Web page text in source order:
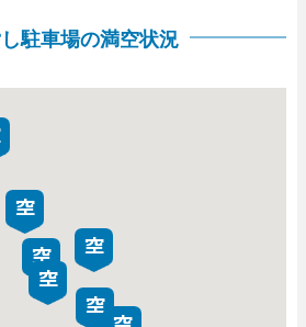
駐車場の満空状況